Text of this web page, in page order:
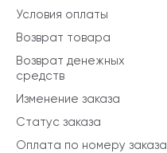
Условия оплаты
Возврат товара
Возврат денежных
средств
Изменение заказа
Статус заказа
Оплата по номеру заказа